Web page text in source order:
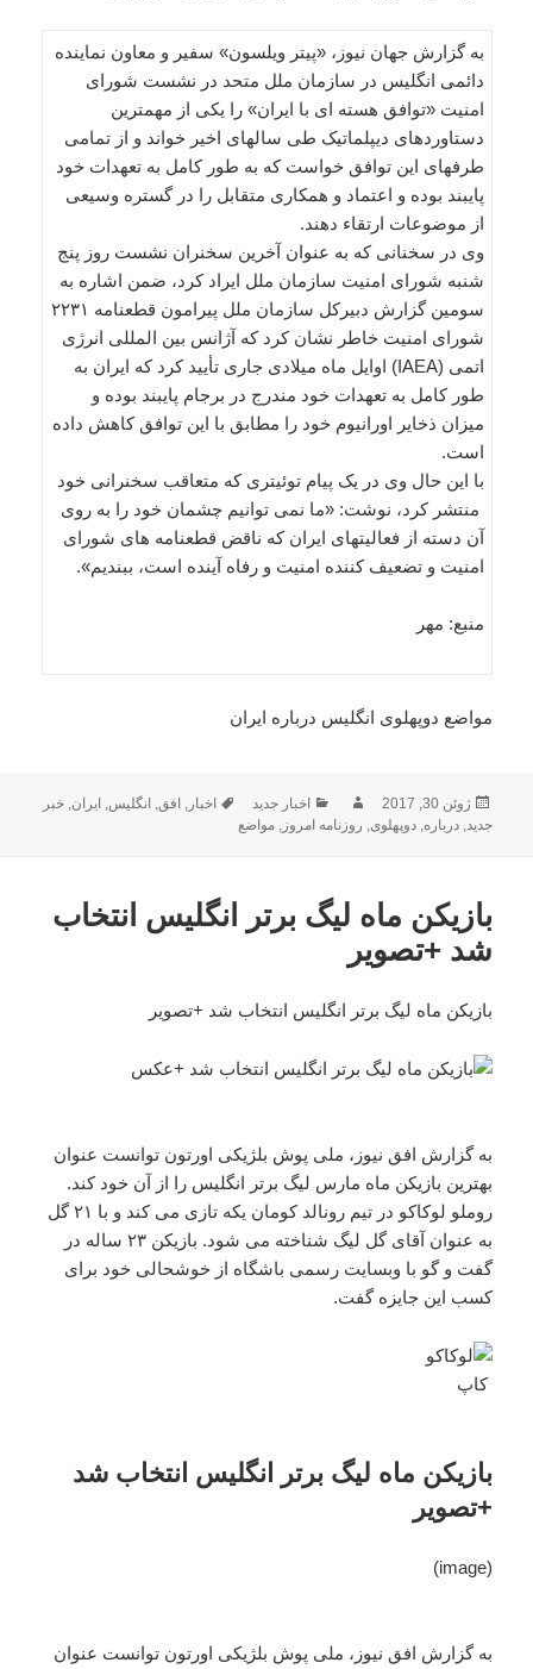
به گزارش جهان نیوز، «پیتر ویلسون» سفیر و معاون نماینده
دائمی انگلیس در سازمان ملل متحد در نشست شورای
امنیت «توافق هسته ای با ایران» را یکی از مهمترین
دستاوردهای دیپلماتیک طی سالهای اخیر خواند و از تمامی
طرفهای این توافق خواست که به طور کامل به تعهدات خود
پایبند بوده و اعتماد و همکاری متقابل را در گستره وسیعی
از موضوعات ارتقاء دهند.
وی در سخنانی که به عنوان آخرین سخنران نشست روز پنج
شنبه شورای امنیت سازمان ملل ایراد کرد، ضمن اشاره به
سومین گزارش دبیرکل سازمان ملل پیرامون قطعنامه ۲۲۳۱
شورای امنیت خاطر نشان کرد که آژانس بین المللی انرژی
اتمی (IAEA) اوایل ماه میلادی جاری تأیید کرد که ایران به
طور کامل به تعهدات خود مندرج در برجام پایبند بوده و
میزان ذخایر اورانیوم خود را مطابق با این توافق کاهش داده
است.
با این حال وی در یک پیام توئیتری که متعاقب سخنرانی خود
منتشر کرد، نوشت: «ما نمی توانیم چشمان خود را به روی
آن دسته از فعالیتهای ایران که ناقض قطعنامه های شورای
امنیت و تضعیف کننده امنیت و رفاه آینده است، ببندیم».
منبع: مهر
مواضع دوپهلوی انگلیس درباره ایران
ارسال
شده
ژوئن 30, 2017 نویسندهدسته‌ها
اخبار جدید برچسب‌ها
اخبار, افق, انگلیس, ایران,خبر
جدید,درباره,دوپهلوی, روزنامه امروز,مواضع
بازیکن ماه لیگ برتر انگلیس انتخاب
شد +تصویر
بازیکن ماه لیگ برتر انگلیس انتخاب شد +تصویر
به گزارش افق نیوز، ملی پوش بلژیکی اورتون توانست عنوان
بهترین بازیکن ماه مارس لیگ برتر انگلیس را از آن خود کند.
روملو لوکاکو در تیم رونالد کومان یکه تازی می کند و با ۲۱ گل
به عنوان آقای گل لیگ شناخته می شود. بازیکن ۲۳ ساله در
گفت و گو با وبسایت رسمی باشگاه از خوشحالی خود برای
کسب این جایزه گفت.
کاپ
بازیکن ماه لیگ برتر انگلیس انتخاب شد
+تصویر
(image)
به گزارش افق نیوز، ملی پوش بلژیکی اورتون توانست عنوان